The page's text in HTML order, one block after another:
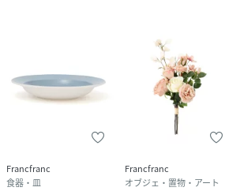
Francfranc
食器・皿
Francfranc
オブジェ・置物・アート